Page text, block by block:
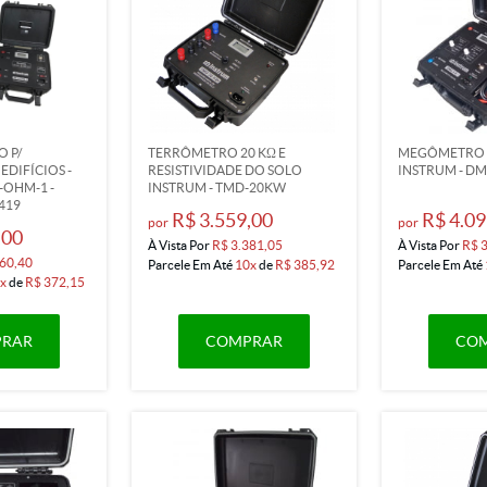
P/
-
OHM-1 -
de R$ 372,15
TERRÔMETRO 20 KΩ E
RESISTIVIDADE DO SOLO
INSTRUM - TMD-20KW
por R$ 3.559,00
À Vista Por R$ 3.381,05
Parcele Em Até 10xde R$ 385,92
COMPRAR
INSTRUM -
por R$
À Vista Por R$
Parcele Em Até